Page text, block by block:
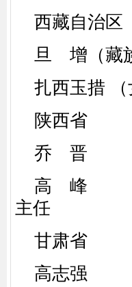
西藏自治区
旦 增（藏
扎西玉措 （
陕西省
乔 晋 陕西
高 峰 陕西
主任
甘肃省
高志强 甘